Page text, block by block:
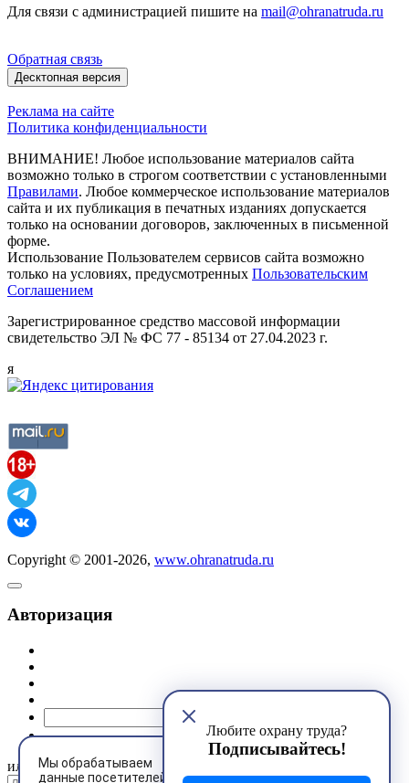
Мы обрабатываем
данные посетителей
Любите охрану труда?
Подписывайтесь!
Для связи с администрацией пишите на mail@ohranatruda.ru
Обратная связь
Десктопная версия
Реклама на сайте
Политика конфиденциальности
ВНИМАНИЕ! Любое использование материалов сайта
возможно только в строгом соответствии с установленными
Правилами. Любое коммерческое использование материалов
сайта и их публикация в печатных изданиях допускается
только на основании договоров, заключенных в письменной
форме.
Использование Пользователем сервисов сайта возможно
только на условиях, предусмотренных Пользовательским
Соглашением
Зарегистрированное средство массовой информации
свидетельство ЭЛ № ФС 77 - 85134 от 27.04.2023 г.
я
Copyright © 2001-2026, www.ohranatruda.ru
Авторизация
или